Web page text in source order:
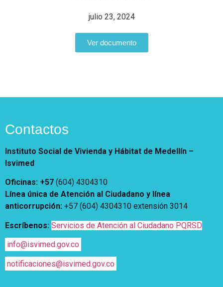
Directorio de servidores
A+ A A-
Contraste
Centro de relevo
Más Información sobre Accesibilidad
julio 23, 2024
Ver documento
Contactos
Instituto Social de Vivienda y Hábitat de Medellín –
Isvimed
Oficinas: +57 (604) 4304310
Línea única de Atención al Ciudadano y línea
anticorrupción: +57 (604) 4304310 extensión 3014
Escríbenos: Servicios de Atención al Ciudadano PQRSD
info@isvimed.gov.co
notificaciones@isvimed.gov.co